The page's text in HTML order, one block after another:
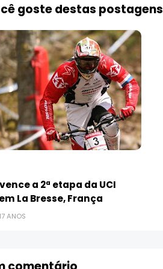
goste destas postagens
a 2ª etapa da UCI
La Bresse, França
ANOS